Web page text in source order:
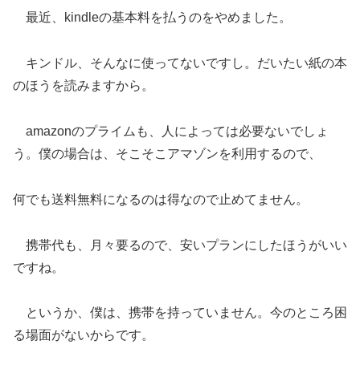
最近、kindleの基本料を払うのをやめました。
キンドル、そんなに使ってないですし。だいたい紙の本
のほうを読みますから。
amazonのプライムも、人によっては必要ないでしょ
う。僕の場合は、そこそこアマゾンを利用するので、
何でも送料無料になるのは得なので止めてません。
携帯代も、月々要るので、安いプランにしたほうがいい
ですね。
というか、僕は、携帯を持っていません。今のところ困
る場面がないからです。